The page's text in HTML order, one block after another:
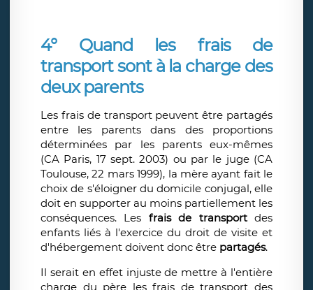
4° Quand les frais de
transport sont à la charge des
deux parents
Les frais de transport peuvent être partagés
entre les parents dans des proportions
déterminées par les parents eux-mêmes
(CA Paris, 17 sept. 2003) ou par le juge (CA
Toulouse, 22 mars 1999), la mère ayant fait le
choix de s'éloigner du domicile conjugal, elle
doit en supporter au moins partiellement les
conséquences. Les frais de transportdes
enfants liés à l'exercice du droit de visite et
d'hébergement doivent donc être partagés.
Il serait en effet injuste de mettre à l'entière
charge du père les frais de transport des